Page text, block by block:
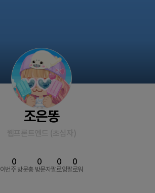
조은똥
웹프론트엔드 (초심자 )
이번주 방문
0
총 방문자
0
팔로잉
0
팔로워
0